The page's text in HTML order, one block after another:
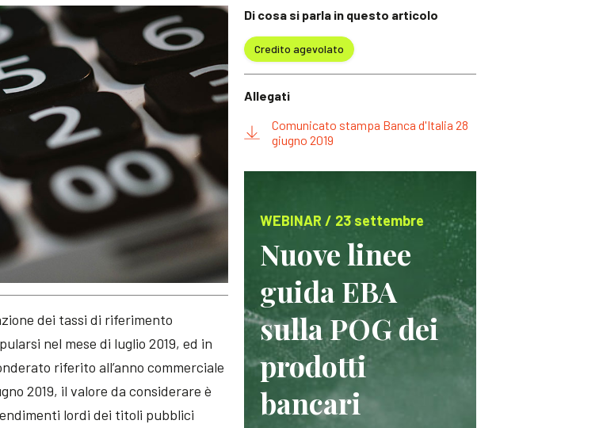
dei tassi di riferimento
nel mese di luglio 2019, ed in
riferito all’anno commerciale
2019, il valore da considerare è
lordi dei titoli pubblici
Di cosa si parla in questo articolo
Credito agevolato
Allegati
Comunicato stampa Banca d'Italia 28
giugno 2019
WEBINAR / 23 settembre
Nuove linee
guida EBA
sulla POG dei
prodotti
bancari